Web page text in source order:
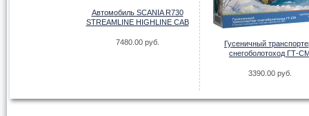
Автомобиль SCANIA R730
STREAMLINE HIGHLINE CAB
7480.00 руб.
Гусеничный
снегоболотоход ГТ-
3390.00 руб.